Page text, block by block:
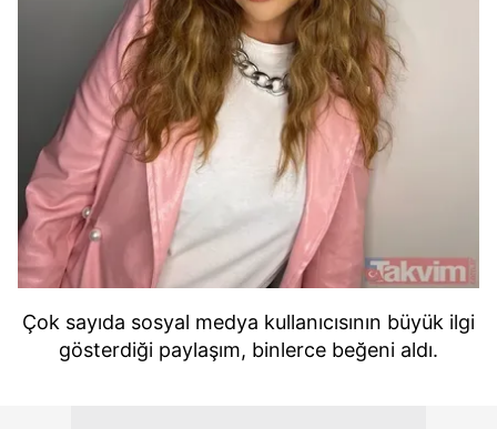
Çok sayıda sosyal medya kullanıcısının büyük ilgi
gösterdiği paylaşım, binlerce beğeni aldı.